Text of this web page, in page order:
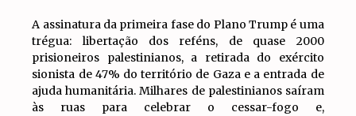
A assinatura da primeira fase do Plano Trump é uma
trégua: libertação dos reféns, de quase 2000
prisioneiros palestinianos, a retirada do exército
sionista de 47% do território de Gaza e a entrada de
ajuda humanitária. Milhares de palestinianos saíram
às ruas para celebrar o cessar-fogo e,